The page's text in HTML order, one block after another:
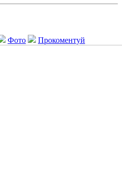
Фото Прокоментуй